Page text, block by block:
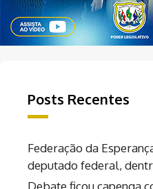
Posts Recentes
Federação da
deputado federal,